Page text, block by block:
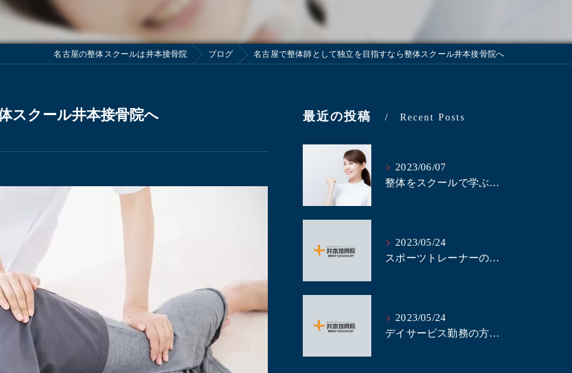
名古屋の整体スクールは井本接骨院 ブログ 名古屋で整体師として独立を目指すなら整体スクール井本接骨院へ
スクール井本接骨院へ 最近の投稿 Recent Posts
2023/06/07
整体をスクールで学ぶべき理由とは？｜名古屋にある井本接骨院
2023/05/24
スポーツトレーナーの方、当整体スクールで整体を学びませんか？｜名古屋の整体スクール井本接骨院
2023/05/24
デイサービス勤務の方、整体の技術を学んで業務に活かしませんか？｜名古屋の整体スクール井本接骨院